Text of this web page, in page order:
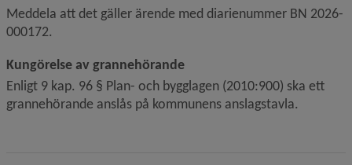
Meddela att det gäller ärende med diarienummer BN 2026-
000172.
Kungörelse av grannehörande
Enligt 9 kap. 96 § Plan- och bygglagen (2010:900) ska ett
grannehörande anslås på kommunens anslagstavla.